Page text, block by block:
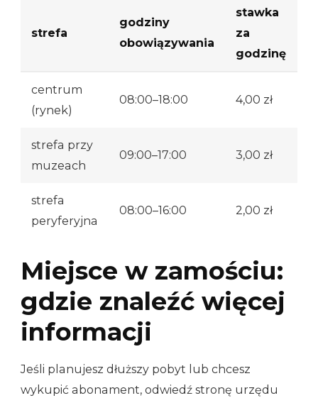
strefa
godziny
obowiązywania
stawka
za
godzinę
centrum
(rynek)
08:00–18:00 4,00 zł
strefa przy
muzeach
09:00–17:00 3,00 zł
strefa
peryferyjna
08:00–16:00 2,00 zł
Miejsce w zamościu:
gdzie znaleźć więcej
informacji
Jeśli planujesz dłuższy pobyt lub chcesz
wykupić abonament, odwiedź stronę urzędu